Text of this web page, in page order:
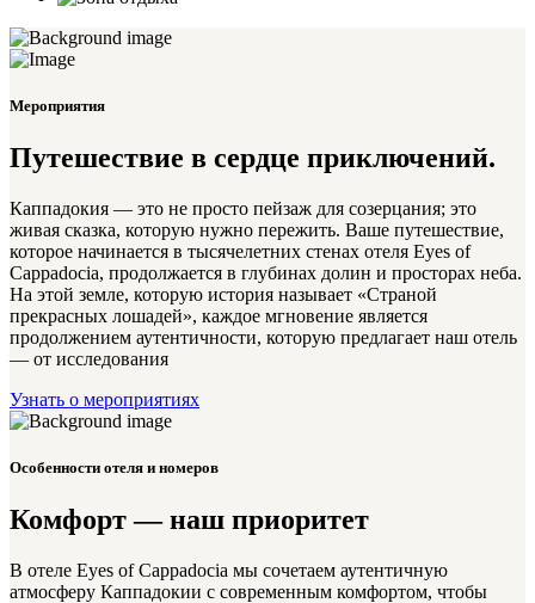
Мероприятия
Путешествие в сердце приключений.
Каппадокия — это не просто пейзаж для созерцания; это
живая сказка, которую нужно пережить. Ваше путешествие,
которое начинается в тысячелетних стенах отеля Eyes of
Cappadocia, продолжается в глубинах долин и просторах неба.
На этой земле, которую история называет «Страной
прекрасных лошадей», каждое мгновение является
продолжением аутентичности, которую предлагает наш отель
— от исследования
Узнать о мероприятиях
Особенности отеля и номеров
Комфорт — наш приоритет
В отеле Eyes of Cappadocia мы сочетаем аутентичную
атмосферу Каппадокии с современным комфортом, чтобы